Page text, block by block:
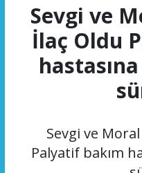
Sevgi ve
İlaç Oldu
Sevgi ve
Palyatif bakım